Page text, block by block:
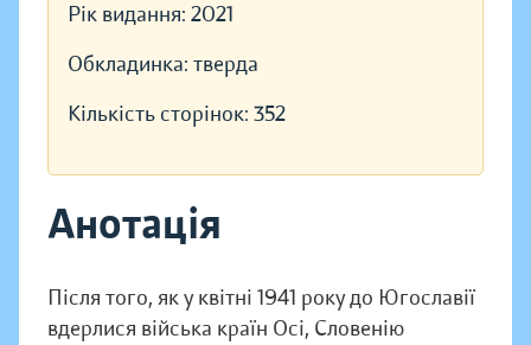
Рік видання: 2021
Обкладинка: тверда
Кількість сторінок: 352
Анотація
Після того, як у квітні 1941 року до Югославії
вдерлися війська країн Осі, Словенію